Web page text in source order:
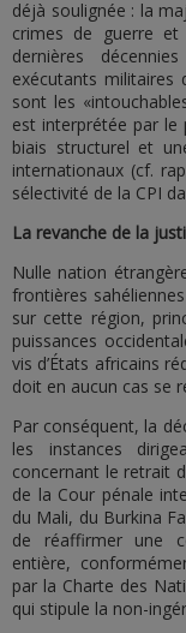
déjà soulignée : la
crimes de guerre et
dernières
exécutants militaires
sont les
est interprétée par le
biais structurel et
internationaux (cf.
sélectivité de la CPI
La revanche de la
Nulle nation
frontières
sur cette région,
puissances
vis d’États africains
doit en aucun cas se
Par conséquent, la
les instances
concernant le retrait
de la Cour pénale
du Mali, du Burkina
de réaffirmer une
entière,
par la Charte des
qui stipule la non-